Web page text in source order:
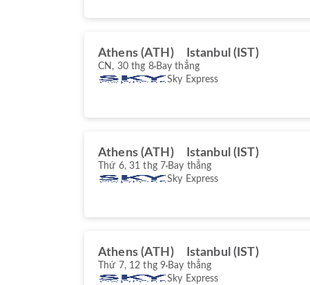
Athens (ATH) Istanbul (IST)
CN, 30 thg 8 Bay thẳng
Sky Express
Athens (ATH) Istanbul (IST)
Thứ 6, 31 thg 7 Bay thẳng
Sky Express
Athens (ATH) Istanbul (IST)
Thứ 7, 12 thg 9 Bay thẳng
Sky Express